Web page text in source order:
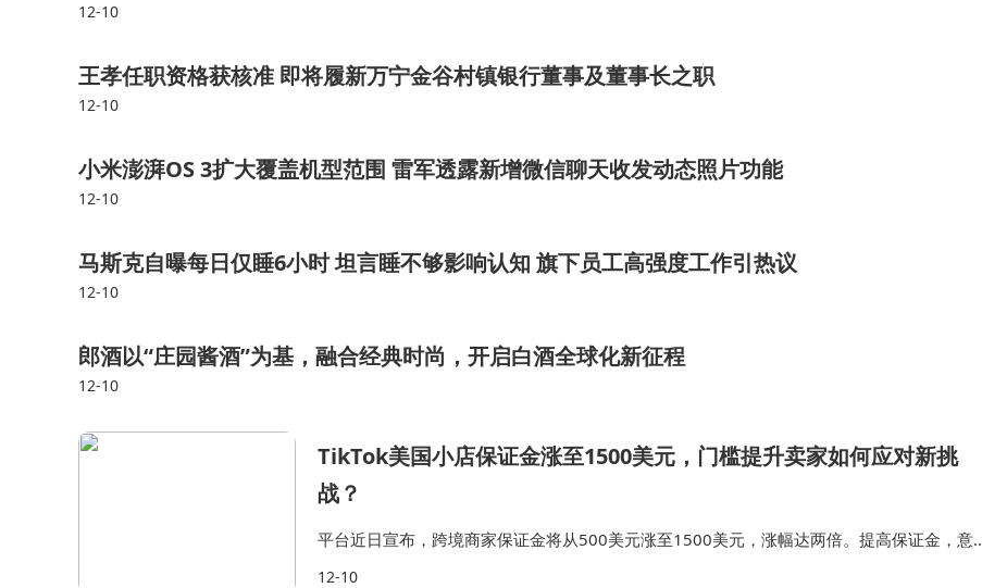
12-10
王孝任职资格获核准 即将履新万宁金谷村镇银行董事及董事长之职
12-10
小米澎湃OS 3扩大覆盖机型范围 雷军透露新增微信聊天收发动态照片功能
12-10
马斯克自曝每日仅睡6小时 坦言睡不够影响认知 旗下员工高强度工作引热议
12-10
郎酒以“庄园酱酒”为基，融合经典时尚，开启白酒全球化新征程
12-10
TikTok美国小店保证金涨至1500美元，门槛提升卖家如何应对新挑
战？
平台近日宣布，跨境商家保证金将从500美元涨至1500美元，涨幅达两倍。提高保证金，意
在设置更合理的资金门槛，引导商家更注重长期、稳定的经营，共同维护市场环境，这也有助
12-10